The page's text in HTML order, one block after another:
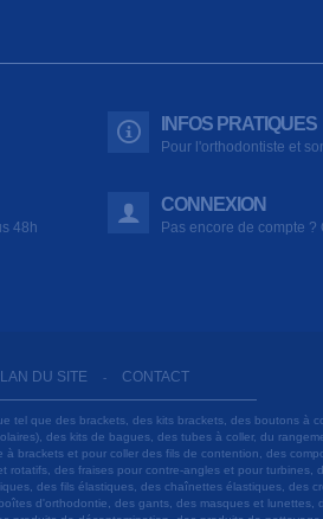
INFOS PRATIQUES
Pour l'orthodontiste et
48h
CONNEXION
Pas encore de compte ?
DU SITE - CONTACT
tel que des brackets, des kits brackets, des boutons à
des kits de bagues, des tubes à coller, du
brackets et pour coller des fils de contention, des
des fraises pour contre-angles et pour turbines,
des fils élastiques, des chaînettes élastiques, des
d'orthodontie, des gants, des masques et lunettes,